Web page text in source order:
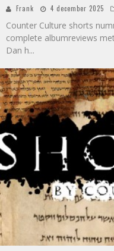
Frank 4 december 2025
Counter Culture shorts
complete albumreviews
Dan h...